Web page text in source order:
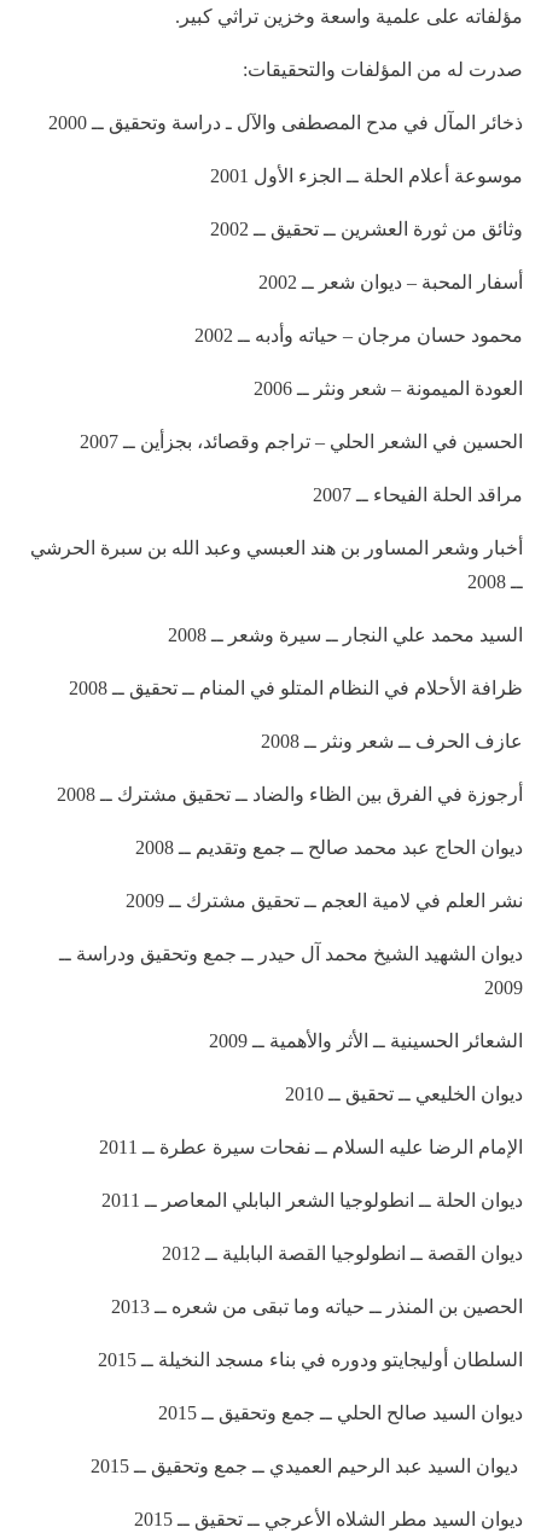
مؤلفاته على علمية واسعة وخزين تراثي كبير.
صدرت له من المؤلفات والتحقيقات:
ذخائر المآل في مدح المصطفى والآل ـ دراسة وتحقيق ــ 2000
موسوعة أعلام الحلة ــ الجزء الأول 2001
وثائق من ثورة العشرين ــ تحقيق ــ 2002
أسفار المحبة – ديوان شعر ــ 2002
محمود حسان مرجان – حياته وأدبه ــ 2002
العودة الميمونة – شعر ونثر ــ 2006
الحسين في الشعر الحلي – تراجم وقصائد، بجزأين ــ 2007
مراقد الحلة الفيحاء ــ 2007
أخبار وشعر المساور بن هند العبسي وعبد الله بن سبرة الحرشي
ــ 2008
السيد محمد علي النجار ــ سيرة وشعر ــ 2008
ظرافة الأحلام في النظام المتلو في المنام ــ تحقيق ــ 2008
عازف الحرف ــ شعر ونثر ــ 2008
أرجوزة في الفرق بين الظاء والضاد ــ تحقيق مشترك ــ 2008
ديوان الحاج عبد محمد صالح ــ جمع وتقديم ــ 2008
نشر العلم في لامية العجم ــ تحقيق مشترك ــ 2009
ديوان الشهيد الشيخ محمد آل حيدر ــ جمع وتحقيق ودراسة ــ
2009
الشعائر الحسينية ــ الأثر والأهمية ــ 2009
ديوان الخليعي ــ تحقيق ــ 2010
الإمام الرضا عليه السلام ــ نفحات سيرة عطرة ــ 2011
ديوان الحلة ــ انطولوجيا الشعر البابلي المعاصر ــ 2011
ديوان القصة ــ انطولوجيا القصة البابلية ــ 2012
الحصين بن المنذر ــ حياته وما تبقى من شعره ــ 2013
السلطان أوليجايتو ودوره في بناء مسجد النخيلة ــ 2015
ديوان السيد صالح الحلي ــ جمع وتحقيق ــ 2015
ديوان السيد عبد الرحيم العميدي ــ جمع وتحقيق ــ 2015
ديوان السيد مطر الشلاه الأعرجي ــ تحقيق ــ 2015